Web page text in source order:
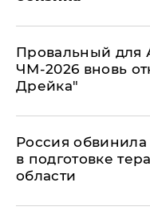
Провальный для
ЧМ-2026 вновь
Дрейка"
Россия
в подготовке
области